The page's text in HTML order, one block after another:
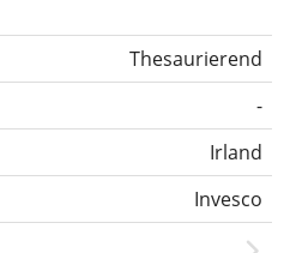
Thesaurierend
-
Irland
Invesco